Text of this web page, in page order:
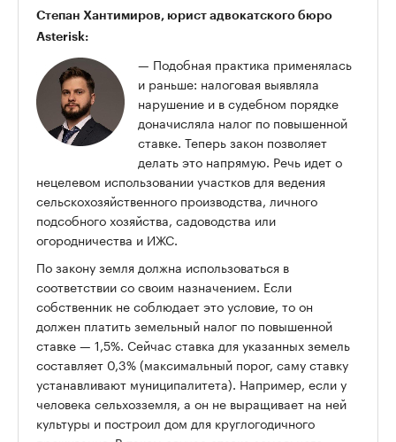
Степан Хантимиров, юрист адвокатского бюро
Asterisk:
— Подобная практика применялась
и раньше: налоговая выявляла
нарушение и в судебном порядке
доначисляла налог по повышенной
ставке. Теперь закон позволяет
делать это напрямую. Речь идет о
нецелевом использовании участков для ведения
сельскохозяйственного производства, личного
подсобного хозяйства, садоводства или
огородничества и ИЖС.
По закону земля должна использоваться в
соответствии со своим назначением. Если
собственник не соблюдает это условие, то он
должен платить земельный налог по повышенной
ставке — 1,5%. Сейчас ставка для указанных земель
составляет 0,3% (максимальный порог, саму ставку
устанавливают муниципалитета). Например, если у
человека сельхозземля, а он не выращивает на ней
культуры и построил дом для круглогодичного